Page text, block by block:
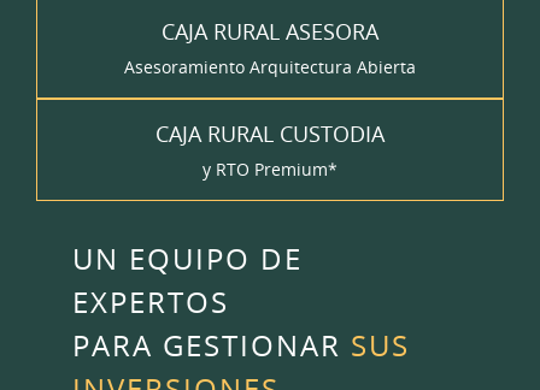
CAJA RURAL ASESORA
Asesoramiento Arquitectura Abierta
CAJA RURAL CUSTODIA
y RTO Premium*
UN EQUIPO DE
EXPERTOS
PARA GESTIONAR SUS